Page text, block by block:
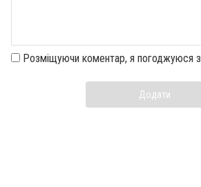
Розміщуючи коментар, я погоджуюся з
Додати